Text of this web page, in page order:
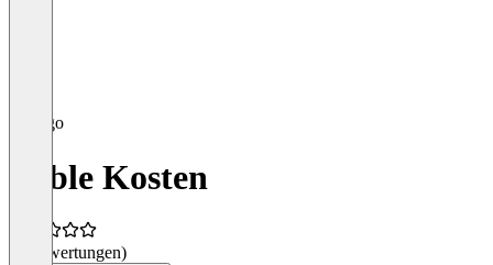
Fable Kosten
(0 Bewertungen)